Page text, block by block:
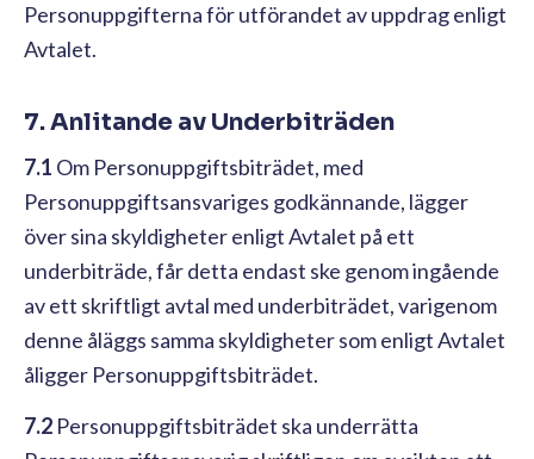
Personuppgifterna för utförandet av uppdrag enligt
Avtalet.
7. Anlitande av Underbiträden
7.1 Om Personuppgiftsbiträdet, med
Personuppgiftsansvariges godkännande, lägger
över sina skyldigheter enligt Avtalet på ett
underbiträde, får detta endast ske genom ingående
av ett skriftligt avtal med underbiträdet, varigenom
denne åläggs samma skyldigheter som enligt Avtalet
åligger Personuppgiftsbiträdet.
7.2 Personuppgiftsbiträdet ska underrätta